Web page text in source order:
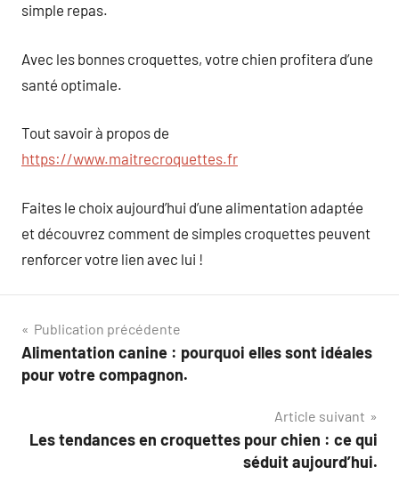
simple repas.
Avec les bonnes croquettes, votre chien profitera d’une
santé optimale.
Tout savoir à propos de
https://www.maitrecroquettes.fr
Faites le choix aujourd’hui d’une alimentation adaptée
et découvrez comment de simples croquettes peuvent
renforcer votre lien avec lui !
Navigation
de
Publication précédente
Alimentation canine : pourquoi elles sont idéales
pour votre compagnon.
Article suivant
Les tendances en croquettes pour chien : ce qui
séduit aujourd’hui.